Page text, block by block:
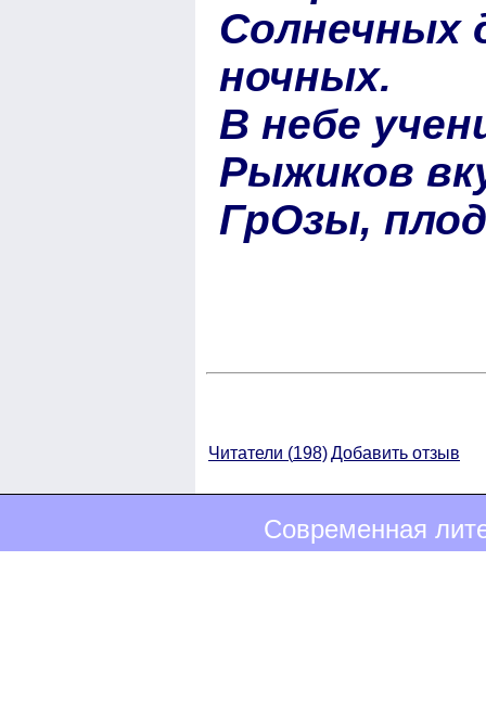
Солнечных
ночных.
В небе
Рыжиков
ГрОзы,
Читатели (198)Добавить отзыв
Современная